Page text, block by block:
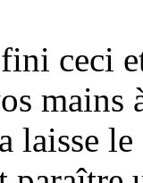
ceci
laisse